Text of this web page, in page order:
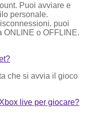
Puoi avviare e
personale.
puoi
ONLINE o OFFLINE.
che si avvia il gioco
live per giocare?